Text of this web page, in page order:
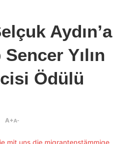
Aydın’a
Yılın
Ödülü
A+A-